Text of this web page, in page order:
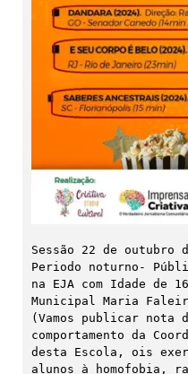
Sessão 22 de outubro
Periodo noturno-
na EJA com Idade de
Municipal Maria
(Vamos publicar nota
comportamento da
desta Escola, ois
alunos à homofobia,